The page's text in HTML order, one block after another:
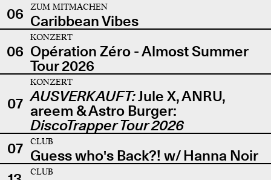
06
ZUM MITMACHEN
Caribbean Vibes
06
KONZERT
Opération Zéro - Almost Summer
Tour 2026
07
KONZERT
AUSVERKAUFT:Jule X, ANRU,
areem & Astro Burger:
DiscoTrapper Tour 2026
07
CLUB
Guess who's Back?! w/ Hanna Noir
CLUB